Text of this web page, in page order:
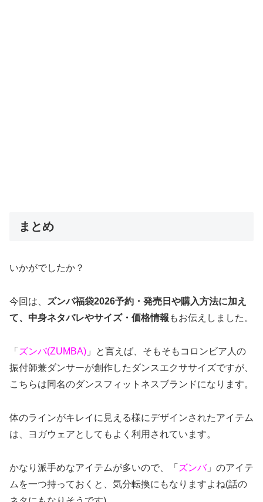
まとめ
いかがでしたか？
今回は、
ズンバ福袋2026予約・発売日や購入方法に加え
て、中身ネタバレやサイズ・価格情報 もお伝えしました。
「 ズンバ(ZUMBA) 」と言えば、そもそもコロンビア人の
振付師兼ダンサーが創作したダンスエクササイズですが、
こちらは同名のダンスフィットネスブランドになります。
体のラインがキレイに見える様にデザインされたアイテム
は、ヨガウェアとしてもよく利用されています。
かなり派手めなアイテムが多いので、「 ズンバ」のアイテ
ムを一つ持っておくと、気分転換にもなりますよね(話の